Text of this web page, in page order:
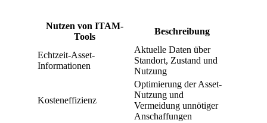
Nutzen von ITAM-
Tools
Beschreibung
Echtzeit-Asset-
Informationen
Aktuelle Daten über
Standort, Zustand und
Nutzung
Kosteneffizienz
Optimierung der Asset-
Nutzung und
Vermeidung unnötiger
Anschaffungen